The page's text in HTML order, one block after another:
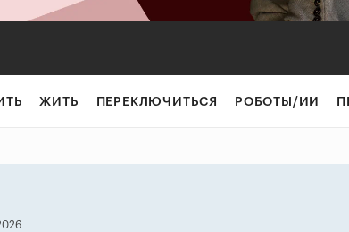
ЖИТЬ ПЕРЕКЛЮЧИТЬСЯ РОБОТЫ/ИИ